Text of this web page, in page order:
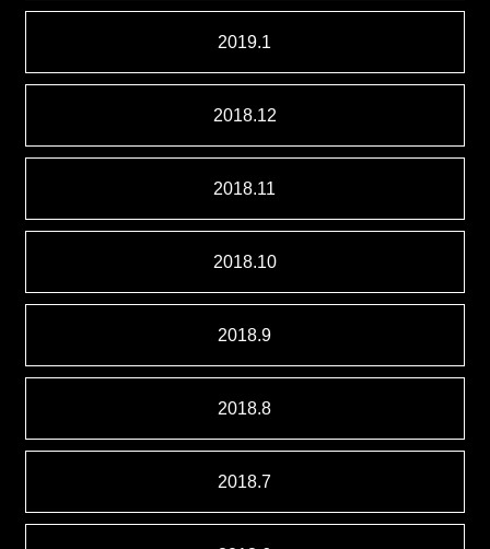
2019.1
2018.12
2018.11
2018.10
2018.9
2018.8
2018.7